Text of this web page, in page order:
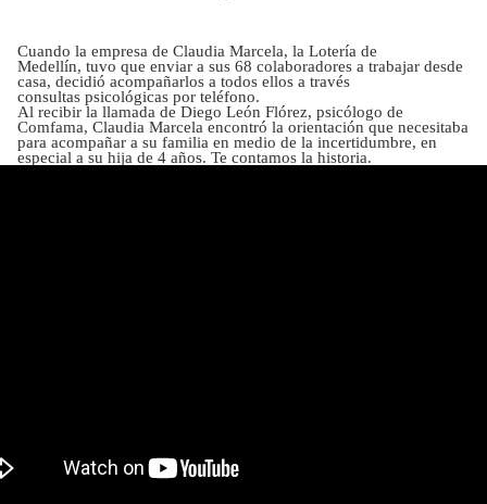
Cuando la empresa de Claudia Marcela, la Lotería de
Medellín, tuvo que enviar a sus 68 colaboradores a trabajar desde
casa, decidió acompañarlos a todos ellos a través
consultas psicológicas por teléfono.
Al recibir la llamada de Diego León Flórez, psicólogo de
Comfama, Claudia Marcela encontró la orientación que necesitaba
para acompañar a su familia en medio de la incertidumbre, en
especial a su hija de 4 años. Te contamos la historia.